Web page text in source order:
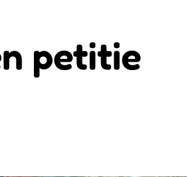
petitie